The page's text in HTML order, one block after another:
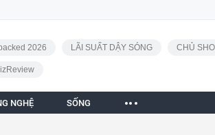
2026 LÃI SUẤT DẬY SÓNG CHỦ
NGHỆ SỐNG